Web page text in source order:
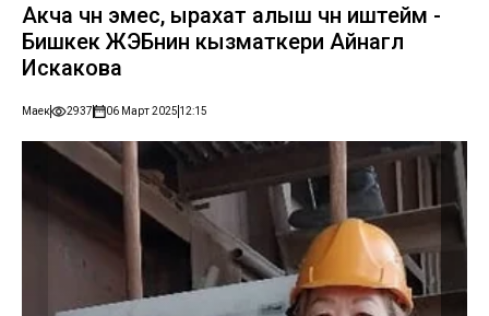
Акча үчүн эмес, ырахат алыш үчүн иштейм -
Бишкек ЖЭБнин кызматкери Айнагүл
Искакова
Маек 2937 06 Март 2025 12:15